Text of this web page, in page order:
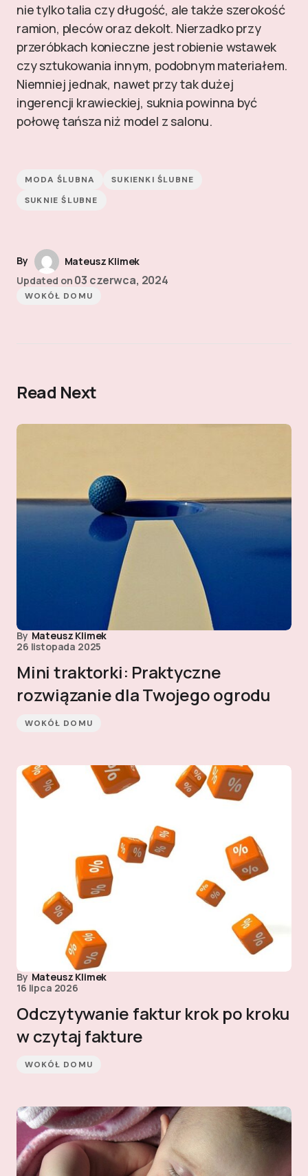
nie tylko talia czy długość, ale także szerokość
ramion, pleców oraz dekolt. Nierzadko przy
przeróbkach konieczne jest robienie wstawek
czy sztukowania innym, podobnym materiałem.
Niemniej jednak, nawet przy tak dużej
ingerencji krawieckiej, suknia powinna być
połowę tańsza niż model z salonu.
MODA ŚLUBNA
SUKIENKI ŚLUBNE
SUKNIE ŚLUBNE
By
Mateusz Klimek
Updated on 03 czerwca, 2024
WOKÓŁ DOMU
Read Next
By Mateusz Klimek
26 listopada 2025
Mini traktorki: Praktyczne
rozwiązanie dla Twojego ogrodu
WOKÓŁ DOMU
By Mateusz Klimek
16 lipca 2026
Odczytywanie faktur krok po kroku
w czytaj fakture
WOKÓŁ DOMU